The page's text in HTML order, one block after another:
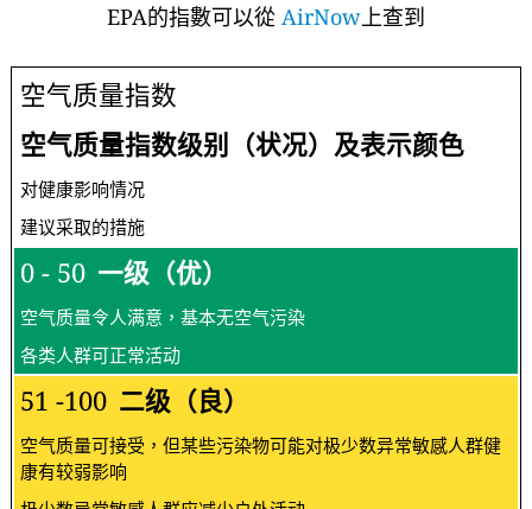
EPA的指數可以從 AirNow上查到
空气质量指数
空气质量指数级别（状况）及表示颜色
对健康影响情况
建议采取的措施
0 - 50 一级（优）
空气质量令人满意，基本无空气污染
各类人群可正常活动
51 -100 二级（良）
空气质量可接受，但某些污染物可能对极少数异常敏感人群健
康有较弱影响